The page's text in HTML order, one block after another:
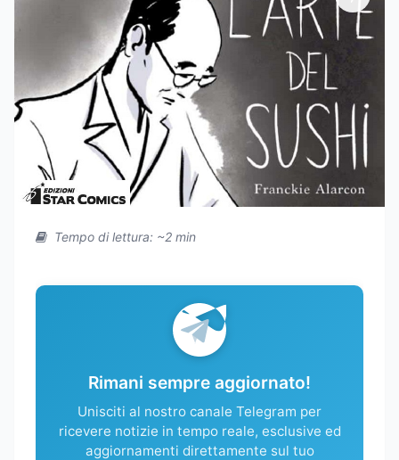
Tempo di lettura: ~2 min
Rimani sempre aggiornato!
Unisciti al nostro canale Telegram per
ricevere notizie in tempo reale, esclusive ed
aggiornamenti direttamente sul tuo